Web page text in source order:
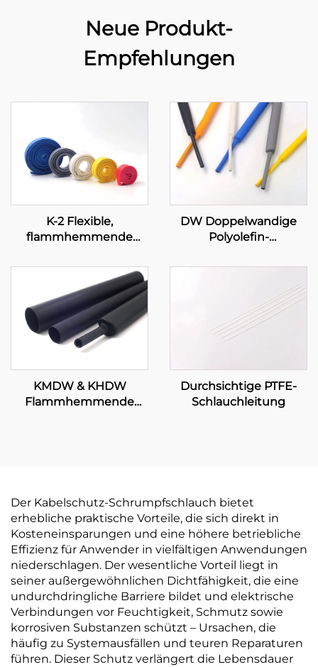
Neue Produkt-
Empfehlungen
K-2 Flexible,
flammhemmende
Schlauchleitung
DW Doppelwandige
Polyolefin-
Klebeschicht
KMDW & KHDW
Flammhemmende
Durchsichtige PTFE-
Schlauchleitung
Der Kabelschutz-Schrumpfschlauch bietet
erhebliche praktische Vorteile, die sich direkt in
Kosteneinsparungen und eine höhere betriebliche
Effizienz für Anwender in vielfältigen Anwendungen
niederschlagen. Der wesentliche Vorteil liegt in
seiner außergewöhnlichen Dichtfähigkeit, die eine
undurchdringliche Barriere bildet und elektrische
Verbindungen vor Feuchtigkeit, Schmutz sowie
korrosiven Substanzen schützt – Ursachen, die
häufig zu Systemausfällen und teuren Reparaturen
führen. Dieser Schutz verlängert die Lebensdauer